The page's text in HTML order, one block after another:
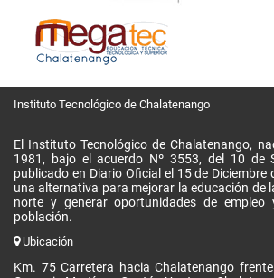
Instituto Tecnológico de Chalatenango
El Instituto Tecnológico de Chalatenango,
1981, bajo el acuerdo Nº 3553, del 10 de
publicado en Diario Oficial el 15 de Diciembre
una alternativa para mejorar la educación de
norte y generar oportunidades de empleo
población.
Ubicación
Km. 75 Carretera hacia Chalatenango